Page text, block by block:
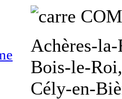
Achères-
Bois-le-
Cély-en-